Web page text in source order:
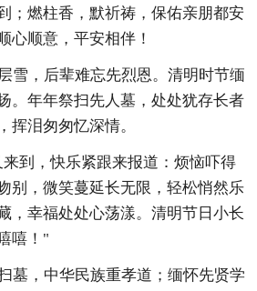
；燃柱香，默祈祷，保佑亲朋都安
心顺意，平安相伴！
雪，后辈难忘先烈恩。清明时节缅
。年年祭扫先人墓，处处犹存长者
挥泪匆匆忆深情。
到，快乐紧跟来报道：烦恼吓得
别，微笑蔓延长无限，轻松悄然乐
，幸福处处心荡漾。清明节日小长
嘻！"
墓，中华民族重孝道；缅怀先贤学